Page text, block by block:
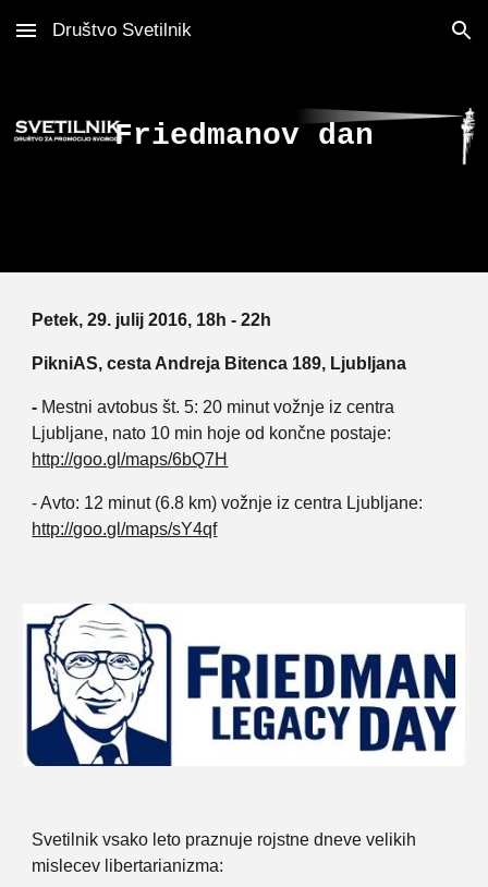
Skip to main content Skip to navigation
Društvo Svetilnik
Friedmanov dan
Petek, 29. julij 2016, 18h - 22h
PikniAS, cesta Andreja Bitenca 189, Ljubljana
- Mestni avtobus št. 5: 20 minut vožnje iz centra
Ljubljane, nato 10 min hoje od končne postaje:
http://goo.gl/maps/6bQ7H
- Avto: 12 minut (6.8 km) vožnje iz centra Ljubljane:
http://goo.gl/maps/sY4qf
Svetilnik vsako leto praznuje rojstne dneve velikih
mislecev libertarianizma: